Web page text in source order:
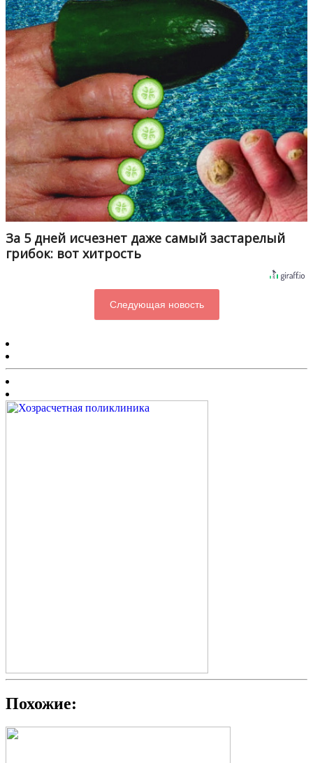
За 5 дней исчезнет даже самый застарелый
грибок: вот хитрость
Следующая новость
Похожие: